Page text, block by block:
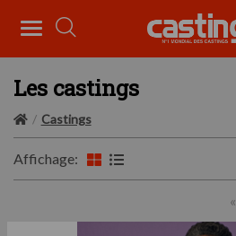
Les castings
Castings
Affichage:
«